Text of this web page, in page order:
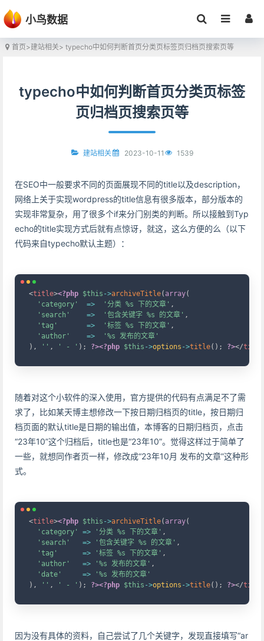
小鸟数据
首页>建站相关> typecho中如何判断首页分类页标签页归档页搜索页等
typecho中如何判断首页分类页标签
页归档页搜索页等
建站相关 2023-10-11 1539
在SEO中一般要求不同的页面展现不同的title以及description，
网络上关于实现wordpress的title信息有很多版本，部分版本的
实现非常复杂，用了很多个if来分门别类的判断。所以接触到Typ
echo的title实现方式后就有点惊讶，就这，这么方便的么（以下
代码来自typecho默认主题）：
<title><?php $this ->archiveTitle( array(
'category'
=> '分类 %s 下的文章' ,
'search'
=> '包含关键字 %s 的文章' ,
'tag'
=> '标签 %s 下的文章' ,
'author'
=>
'%s 发布的文章'
) , '' , ' - ' ) ; ?><?php $this ->options ->title( ) ; ?></title
随着对这个小软件的深入使用，官方提供的代码有点满足不了需
求了，比如某天博主想修改一下按日期归档页的title，按日期归
档页面的默认title是日期的输出值，本博客的日期归档页，点击
“23年10”这个归档后，title也是“23年10”。觉得这样过于简单了
一些，就想同作者页一样，修改成“23年10月 发布的文章”这种形
式。
<title><?php $this ->archiveTitle( array(
'category'
=> '分类 %s 下的文章' ,
'search'
=> '包含关键字 %s 的文章' ,
'tag'
=> '标签 %s 下的文章' ,
'author'
=> '%s 发布的文章' ,
'date'
=>
'%s 发布的文章'
) , '' , ' - ' ) ; ?><?php $this ->options ->title( ) ; ?></title
因为没有具体的资料，自己尝试了几个关键字，发现直接填写“ar